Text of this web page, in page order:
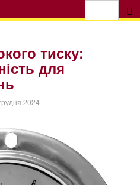
тиску:
для
2024